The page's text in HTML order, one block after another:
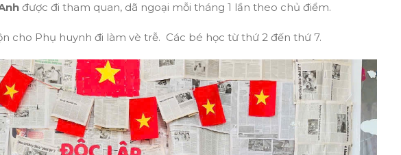
được đi tham quan, dã ngoại mỗi tháng 1 lần theo chủ điểm.
cho Phụ huynh đi làm vè trễ. Các bé học từ thứ 2 đến thứ 7.